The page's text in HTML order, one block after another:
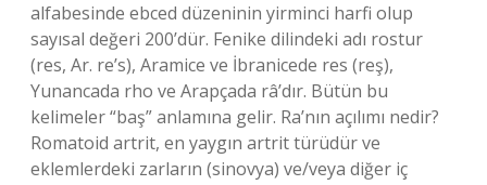
alfabesinde ebced düzeninin yirminci harfi olup
sayısal değeri 200’dür. Fenike dilindeki adı rostur
(res, Ar. re’s), Aramice ve İbranicede res (reş),
Yunancada rho ve Arapçada râ’dır. Bütün bu
kelimeler “baş” anlamına gelir. Ra’nın açılımı nedir?
Romatoid artrit, en yaygın artrit türüdür ve
eklemlerdeki zarların (sinovya) ve/veya diğer iç